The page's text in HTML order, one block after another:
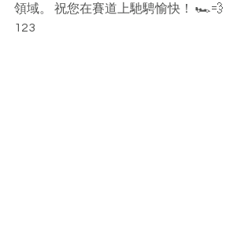
領域。 祝您在賽道上馳騁愉快！ 🏎💨
123